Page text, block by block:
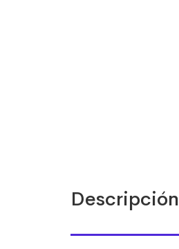
Descripción